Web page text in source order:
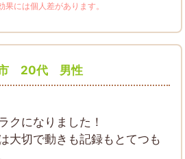
には個人差があります。
市 20代 男性
クになりました！
大切で動きも記録もとてつも